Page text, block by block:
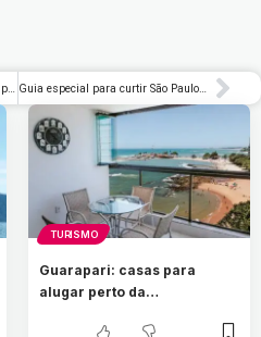
Smurfs Run leva corrida temática para crianças, adultos e pets no Parque Villa-Lobos Guia especial para curtir São Paulo durante o Lollapalooza Brasil
TURISMO
Guarapari: casas para
alugar perto da…